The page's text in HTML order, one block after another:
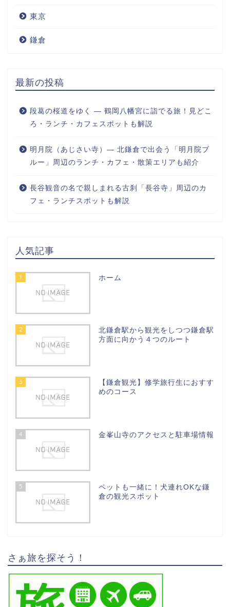
東京
鎌倉
最新の投稿
段葛の桜道をゆく ― 鶴岡八幡宮に詣でる旅！見どこ
ろ・ランチ・カフェスポットも解説
明月院（あじさい寺）― 北鎌倉で出会う「明月院ブ
ルー」周辺のランチ・カフェ・散策エリアも紹介
長谷観音の名で親しまれる古刹「長谷寺」周辺のカ
フェ・ランチスポットも解説
人気記事
1 ホーム
2
北鎌倉駅から観光をしつつ鎌倉駅
方面に向かう４つのルート
3
【鎌倉観光】修学旅行生におすす
めのコース
4 金峯山寺のアクセスと駐車場情報
5
ペットも一緒に！犬連れOKな鎌
倉の観光スポット
さぁ旅を探そう！